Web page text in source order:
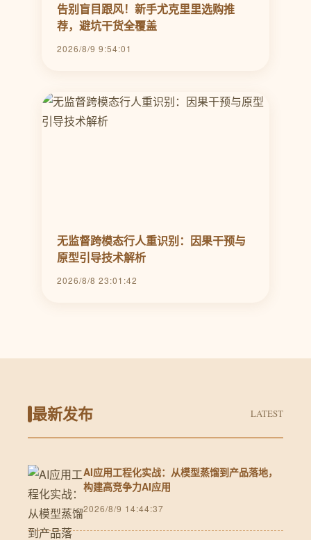
告别盲目跟风！新手尤克里里选购推
荐，避坑干货全覆盖
2026/8/9 9:54:01
无监督跨模态行人重识别：因果干预与
原型引导技术解析
2026/8/8 23:01:42
最新发布 LATEST
AI应用工程化实战：从模型蒸馏到产品落地，
构建高竞争力AI应用
2026/8/9 14:44:37